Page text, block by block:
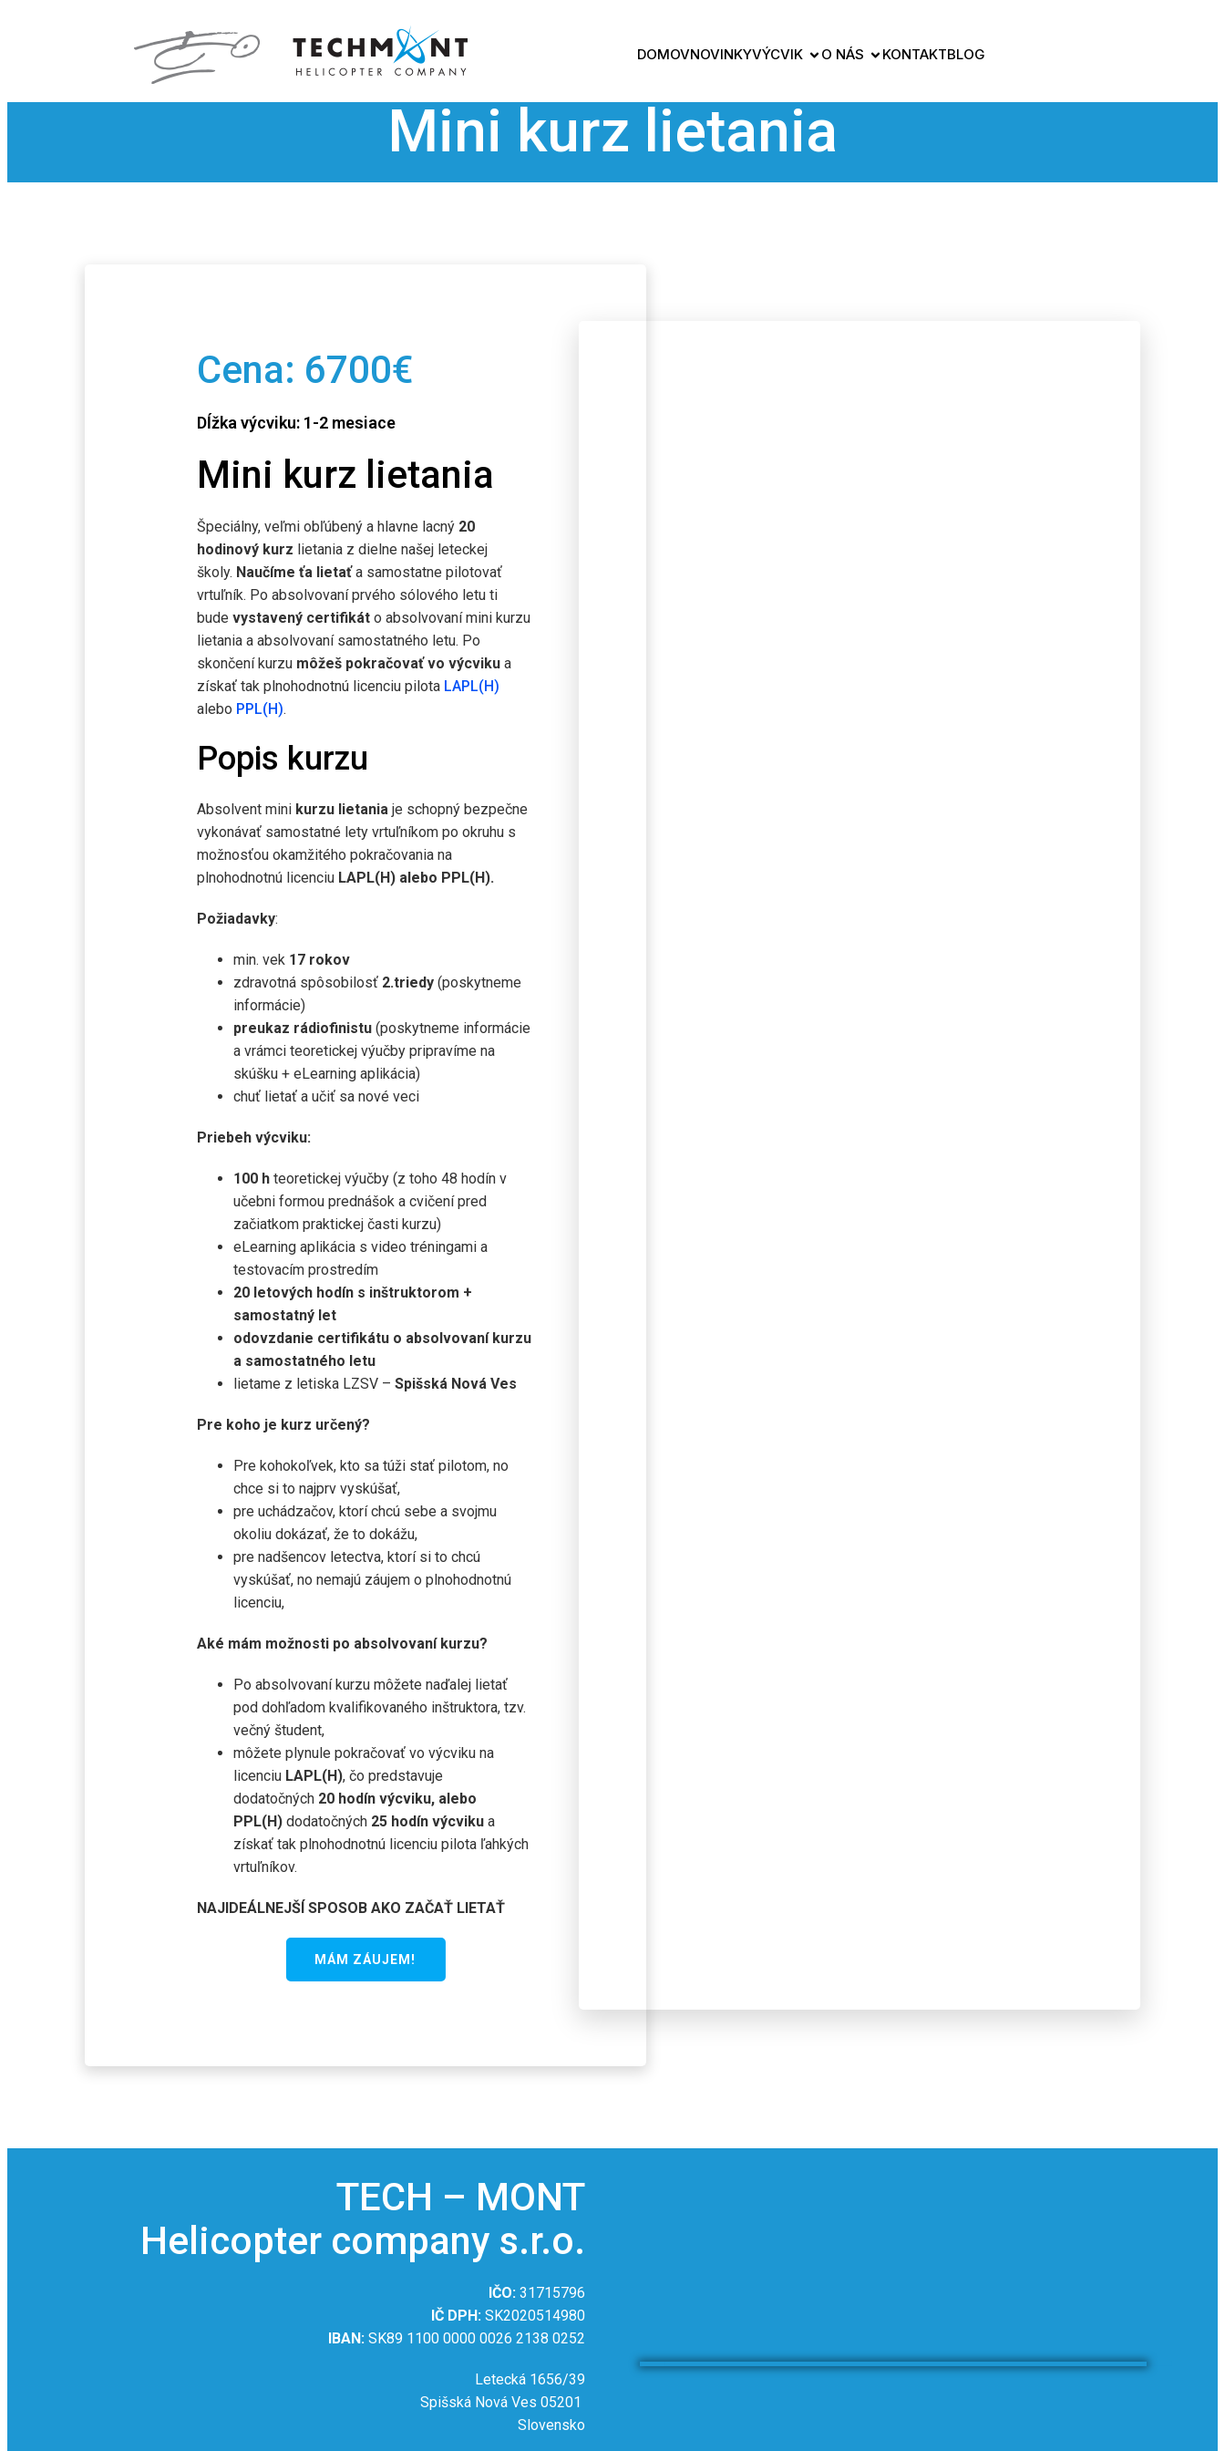
DOMOVNOVINKYVÝCVIK O NÁS KONTAKTBLOG
Mini kurz lietania
Cena: 6700€
Dĺžka výcviku: 1-2 mesiace
Mini kurz lietania
Špeciálny, veľmi obľúbený a hlavne lacný 20
hodinový kurz lietania z dielne našej leteckej
školy. Naučíme ťa lietaťa samostatne pilotovať
vrtuľník. Po absolvovaní prvého sólového letu ti
budevystavený certifikát o absolvovaní mini kurzu
lietania a absolvovaní samostatného letu. Po
skončení kurzu môžeš pokračovať vo výcviku a
získať tak plnohodnotnú licenciu pilota LAPL(H)
alebo PPL(H).
Popis kurzu
Absolvent mini kurzu lietania je schopný bezpečne
vykonávať samostatné lety vrtuľníkom po okruhu s
možnosťou okamžitého pokračovania na
plnohodnotnú licenciu LAPL(H) alebo PPL(H).
Požiadavky:
min. vek 17 rokov
zdravotná spôsobilosť 2.triedy (poskytneme
informácie)
preukaz rádiofinistu (poskytneme informácie
a vrámci teoretickej výučby pripravíme na
skúšku + eLearning aplikácia)
chuť lietať a učiť sa nové veci
Priebeh výcviku:
100 h teoretickej výučby (z toho 48 hodín v
učebni formou prednášok a cvičení pred
začiatkom praktickej časti kurzu)
eLearning aplikácia s video tréningami a
testovacím prostredím
20 letových hodín s inštruktorom +
samostatný let
odovzdanie certifikátu o absolvovaní kurzu
a samostatného letu
lietame z letiska LZSV –Spišská Nová Ves
Pre koho je kurz určený?
Pre kohokoľvek, kto sa túži stať pilotom, no
chce si to najprv vyskúšať,
pre uchádzačov, ktorí chcú sebe a svojmu
okoliu dokázať, že to dokážu,
pre nadšencov letectva, ktorí si to chcú
vyskúšať, no nemajú záujem o plnohodnotnú
licenciu,
Aké mám možnosti po absolvovaní kurzu?
Po absolvovaní kurzu môžete naďalej lietať
pod dohľadom kvalifikovaného inštruktora, tzv.
večný študent,
môžete plynule pokračovať vo výcviku na
licenciu LAPL(H), čo predstavuje
dodatočných 20 hodín výcviku, alebo
PPL(H) dodatočných 25 hodín výcviku a
získať tak plnohodnotnú licenciu pilota ľahkých
vrtuľníkov.
NAJIDEÁLNEJŠÍ SPOSOB AKO ZAČAŤ LIETAŤ
MÁM ZÁUJEM!
TECH – MONT
Helicopter company s.r.o.
IČO: 31715796
IČ DPH: SK2020514980
IBAN: SK89 1100 0000 0026 2138 0252
Letecká 1656/39
Spišská Nová Ves 05201
Slovensko